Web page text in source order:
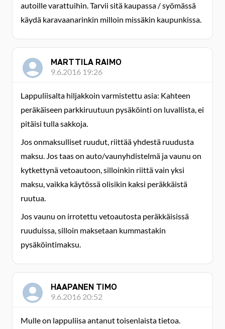
autoille varattuihin. Tarvii sitä kaupassa / syömässä
käydä karavaanarinkin milloin missäkin kaupunkissa.
MARTTILA RAIMO
9.6.2016 19:26
Lappuliisalta hiljakkoin varmistettu asia: Kahteen
peräkäiseen parkkiruutuun pysäköinti on luvallista, ei
pitäisi tulla sakkoja.
Jos onmaksulliset ruudut, riittää yhdestä ruudusta
maksu. Jos taas on auto/vaunyhdistelmä ja vaunu on
kytkettynä vetoautoon, silloinkin riittä vain yksi
maksu, vaikka käytössä olisikin kaksi peräkkäistä
ruutua.
Jos vaunu on irrotettu vetoautosta peräkkäisissä
ruuduissa, silloin maksetaan kummastakin
pysäköintimaksu.
HAAPANEN TIMO
9.6.2016 20:52
Mulle on lappuliisa antanut toisenlaista tietoa.